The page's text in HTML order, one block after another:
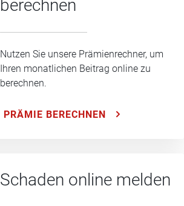
berechnen
Nutzen Sie unsere Prämienrechner, um
Ihren monatlichen Beitrag online zu
berechnen.
PRÄMIE BERECHNEN
Schaden online melden